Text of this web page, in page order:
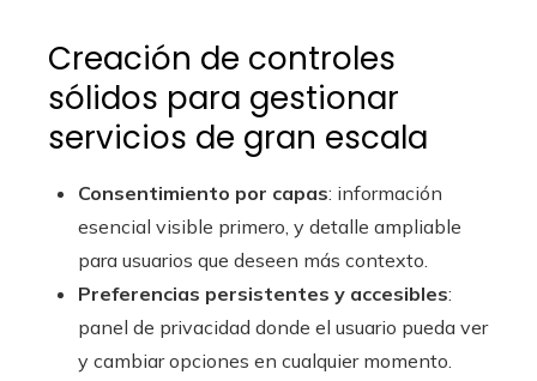
Creación de controles
sólidos para gestionar
servicios de gran escala
Consentimiento por capas: información
esencial visible primero, y detalle ampliable
para usuarios que deseen más contexto.
Preferencias persistentes y accesibles:
panel de privacidad donde el usuario pueda ver
y cambiar opciones en cualquier momento.